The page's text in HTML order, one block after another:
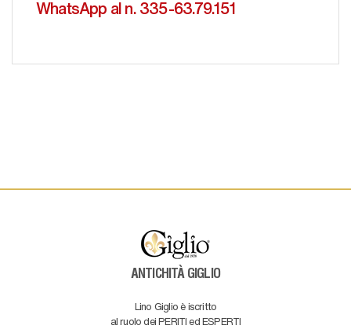
WhatsApp al n. 335-63.79.151
ANTICHITÀ GIGLIO
Lino Giglio è iscritto
al ruolo dei PERITI ed ESPERTI